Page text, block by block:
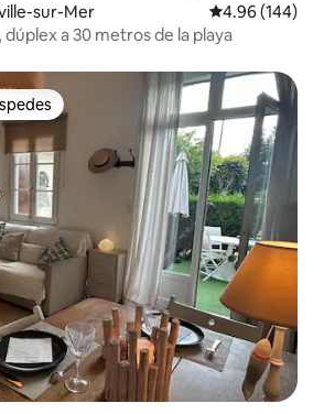
sur-Mer Calificación
4.96 (144)
a 30 metros de la playa